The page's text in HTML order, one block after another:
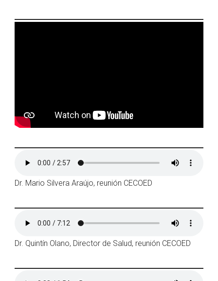
Dr. Mario Silvera Araújo, reunión CECOED
Dr. Quintín Olano, Director de Salud, reunión CECOED